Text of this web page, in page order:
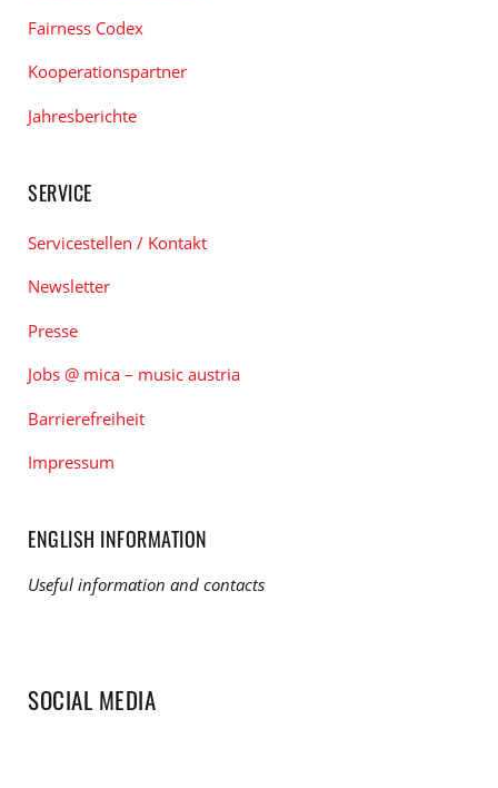
Fairness Codex
Kooperationspartner
Jahresberichte
SERVICE
Servicestellen / Kontakt
Newsletter
Presse
Jobs @ mica – music austria
Barrierefreiheit
Impressum
ENGLISH INFORMATION
Useful information and contacts
SOCIAL MEDIA